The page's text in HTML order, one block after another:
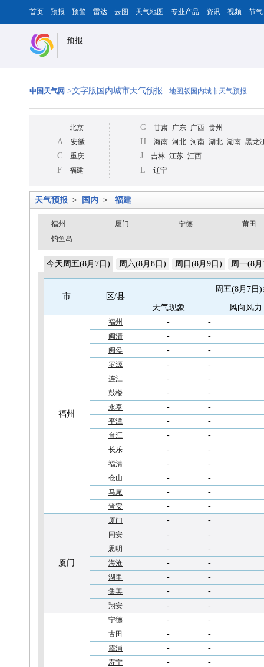
首页 预报 预警 雷达 云图 天气地图 专业产品 资讯 视频 节气
预报
中国天气网 >文字版国内城市天气预报 | 地图版国内城市天气预报
北京
A 安徽
C 重庆
F 福建
G 甘肃 广东 广西 贵州
H 海南 河北 河南 湖北 湖南 黑龙
J 吉林 江苏 江西
L 辽宁
天气预报 > 国内 > 福建
福州 厦门 宁德
莆田
钓鱼岛
今天周五(8月7日) 周六(8月8日) 周日(8月9日) 周一(8
市 区/县
周五(8月7日
天气现象 风向风力
福州
福州 - -
闽清 - -
闽侯 - -
罗源 - -
连江 - -
鼓楼 - -
永泰 - -
平潭 - -
台江 - -
长乐 - -
福清 - -
仓山 - -
马尾 - -
晋安 - -
厦门
厦门 - -
同安 - -
思明 - -
海沧 - -
湖里 - -
集美 - -
翔安 - -
宁德 - -
古田 - -
霞浦 - -
寿宁 - -